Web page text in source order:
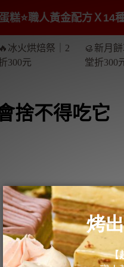
冰火烘焙祭｜2
300元
🥮新月
堂折300
捨不得吃它
糕⭐️職人黃金配方Ｘ14